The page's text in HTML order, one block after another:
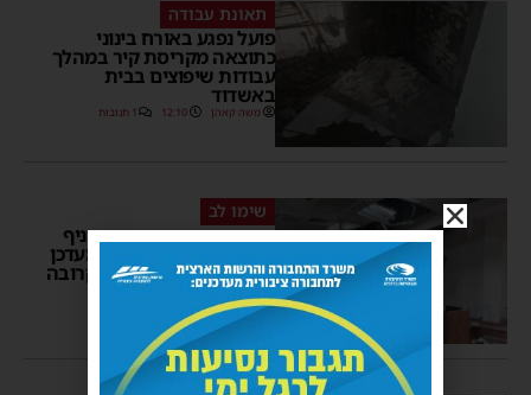
תאונת עבודה
פועל נפגע באורח בינוני
כתוצאה מקריסת קיר במהלך
עבודות שיפוצים בבית
באשדוד
משה קאהן 12:10 1 תגובות
שימו לב
אחרי קריסת התקרה בסניף
באשדוד: בנק הפועלים מעדכן
על השינויים בתקופה הקרובה
יוסי יחזקאלי